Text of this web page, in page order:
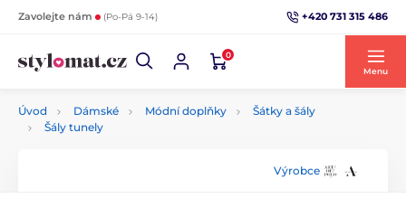
Zavolejte nám (Po-Pá 9-14) +420 731 315 486
0
Menu
Úvod Dámské Módní doplňky
Šátky a šály
Šály tunely
Výrobce